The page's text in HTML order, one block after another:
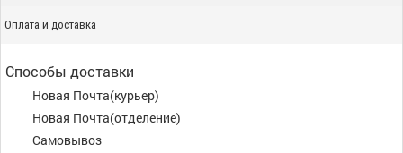
Оплата и доставка
Способы доставки
Новая Почта(курьер)
Новая Почта(отделение)
Самовывоз